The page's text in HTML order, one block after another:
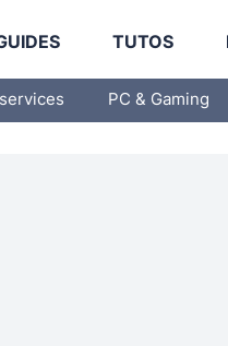
TUTOS
PC & Gaming